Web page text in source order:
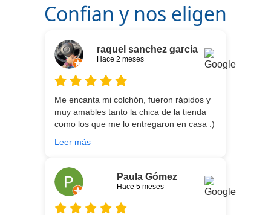
Confian y nos eligen
raquel sanchez garcia
Hace 2 meses
Me encanta mi colchón, fueron rápidos y
muy amables tanto la chica de la tienda
como los que me lo entregaron en casa :)
meses después:) son todos un encanto y
canapé, una entrega rapidísima y fácil
comunicación con los repartidores que lo
traen y montan :) encantada
Leer más
Paula Gómez
Hace 5 meses